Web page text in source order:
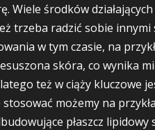
Wiele środków
trzeba radzić sobie
w tym czasie, na
skóra, co wynika
też w ciąży kluczowe
możemy na
płaszcz